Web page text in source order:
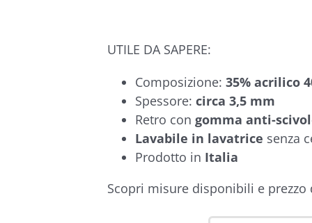
UTILE DA SAPERE:
Composizione: 35% acrilico
Spessore: circa 3,5 mm
Retro con gomma anti-
Lavabile in lavatrice senza
Prodotto in Italia
Scopri misure disponibili e